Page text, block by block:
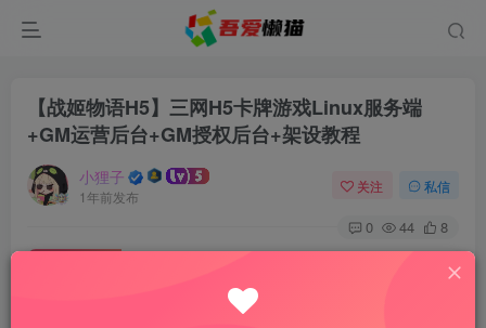
【战姬物语H5】三网H5卡牌游戏Linux服务端
+GM运营后台+GM授权后台+架设教程
小狸子
1年前发布
关注 私信
0 44 8
此内容为付费资源，请付费后查看